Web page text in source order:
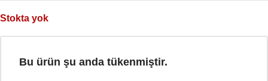
Stokta yok
Bu ürün şu anda tükenmiştir.